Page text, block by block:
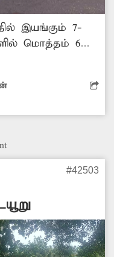
இயங்கும் 7-
மொத்தம் 6
பஸ்
எண் 7 என ஒரு
வழியாக
எண்
குழப்பம்
வழித்தடம்
#42503